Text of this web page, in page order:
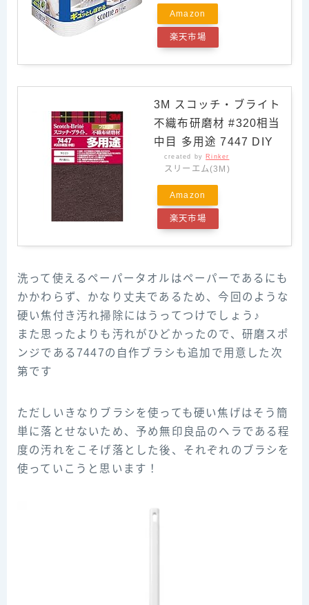
Amazon
楽天市場
3M スコッチ・ブライト
不織布研磨材 #320相当
中目 多用途 7447 DIY
created by Rinker
スリーエム(3M)
Amazon
楽天市場
洗って使えるペーパータオルはペーパーであるにも
かかわらず、かなり丈夫であるため、今回のような
硬い焦付き汚れ掃除にはうってつけでしょう♪
また思ったよりも汚れがひどかったので、研磨スポ
ンジである7447の自作ブラシも追加で用意した次
第です
ただしいきなりブラシを使っても硬い焦げはそう簡
単に落とせないため、予め無印良品のヘラである程
度の汚れをこそげ落とした後、それぞれのブラシを
使っていこうと思います！